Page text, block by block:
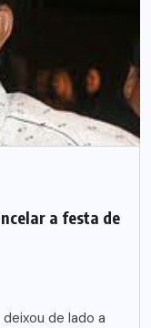
a festa de
de lado a